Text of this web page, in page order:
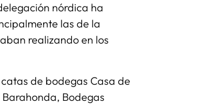
nórdica ha
las de la
realizando en los
de bodegas Casa de
Bodegas